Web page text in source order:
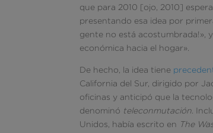
que para 2010 [ojo, 2010]
presentando esa idea por
gente no está acostumbrada!»,
económica hacia el hogar».
De hecho, la idea tiene
California del Sur, dirigido por
oficinas y anticipó que la
denominó teleconmutación .
Unidos, había escrito en The